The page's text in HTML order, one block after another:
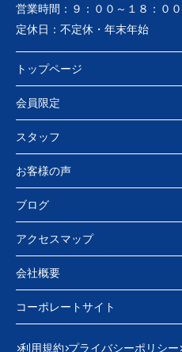
営業時間： ９：００～１８：００
定休日： 不定休・年末年始
トップページ
会員限定
スタッフ
お客様の声
ブログ
アクセスマップ
会社概要
コーポレートサイト
利用規約 プライバシーポリシー